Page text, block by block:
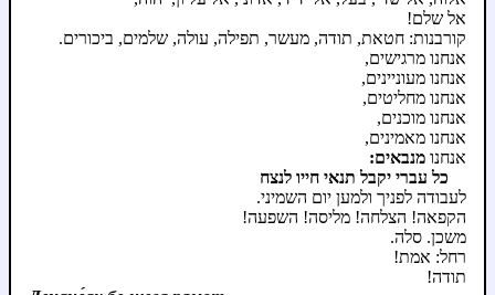
אל שלם!
קורבנות: חטאת, תודה, מעשר, תפילה, עולה, שלמים, ביכורים.
אנחנו מרגישים,
אנחנו מעוניינים,
אנחנו מחליטים,
אנחנו מוכנים,
אנחנו מאמינים,
אנחנו מנבאים:
כל עברי יקבל תנאי חייו לנצח
לעבודה לפניך ולמען יום השמיני.
הקפאה! הצלחה! מליסה! השפעה!
משכן. סלה.
רחל: אמת!
תודה!